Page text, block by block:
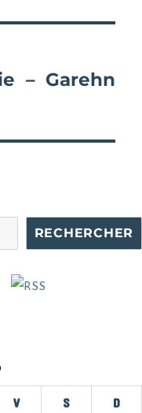
– Garehn
RECHERCHER
V S D